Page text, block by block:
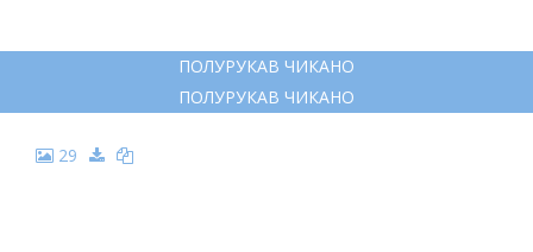
ПОЛУРУКАВ ЧИКАНО
ПОЛУРУКАВ ЧИКАНО
29